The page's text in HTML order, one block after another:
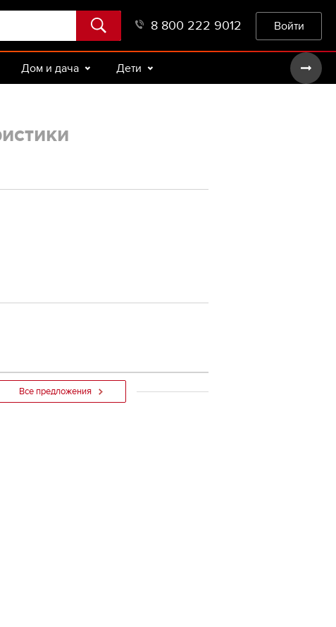
8 800 222 9012 Войти
Дом и дача Дети
Все предложения